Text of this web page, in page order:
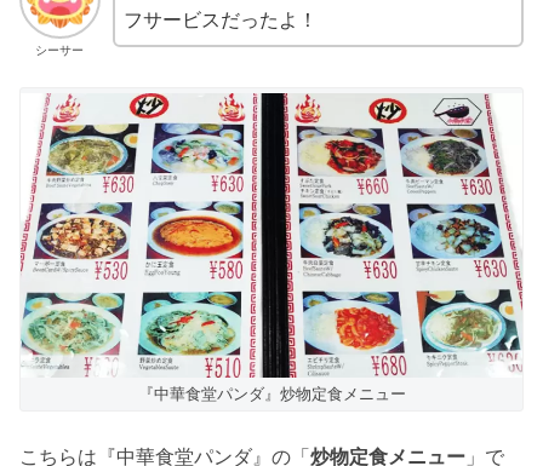
シーサー
フサービスだったよ！
『中華食堂パンダ』炒物定食メニュー
こちらは『中華食堂パンダ』の「炒物定食メニュー 」で